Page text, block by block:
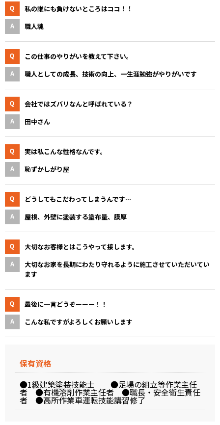
私の誰にも負けないところはココ！！
職人魂
この仕事のやりがいを教えて下さい。
職人としての成長、技術の向上、一生涯勉強がやりがいです
会社ではズバリなんと呼ばれている？
田中さん
実は私こんな性格なんです。
恥ずかしがり屋
どうしてもこだわってしまうんです…
屋根、外壁に塗装する塗布量、膜厚
大切なお客様とはこうやって接します。
大切なお家を長期にわたり守れるように施工させていただいてい
ます
最後に一言どうぞーーー！！
こんな私ですがよろしくお願いします
保有資格
●1級建築塗装技能士 ●足場の組立等作業主任
者 ●有機溶剤作業主任者 ●職長・安全衛生責任
者 ●高所作業車運転技能講習修了